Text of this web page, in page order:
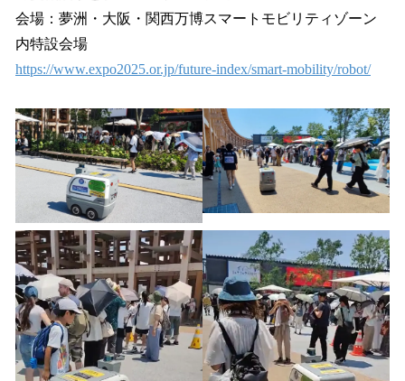
会場：夢洲・大阪・関西万博スマートモビリティゾーン
内特設会場
https://www.expo2025.or.jp/future-index/smart-mobility/robot/